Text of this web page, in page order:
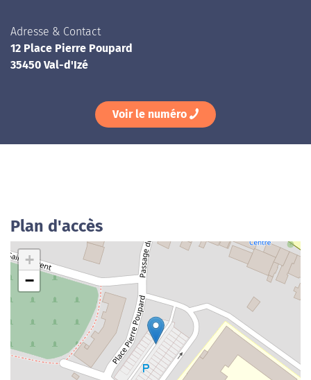
Adresse & Contact
12 Place Pierre Poupard
35450 Val-d'Izé
Voir le numéro
Plan d'accès
+
−